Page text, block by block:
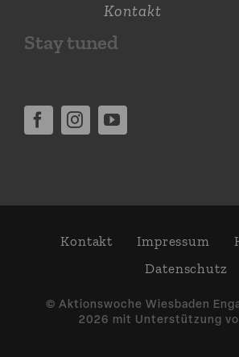
Kontakt
Stay tuned
Kontakt Impressum
Daten­schutz
© Aktions­woche Wiesbaden
2026 mit Unter­stützung